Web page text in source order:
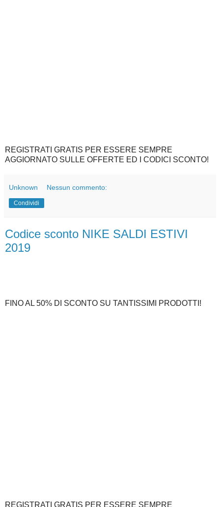
REGISTRATI GRATIS PER ESSERE SEMPRE
AGGIORNATO SULLE OFFERTE ED I CODICI SCONTO!
Unknown Nessun commento:
Condividi
Codice sconto NIKE SALDI ESTIVI
2019
FINO AL 50% DI SCONTO SU TANTISSIMI PRODOTTI!
REGISTRATI GRATIS PER ESSERE SEMPRE